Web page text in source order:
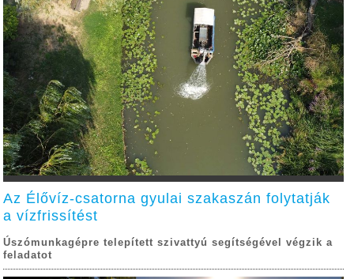
Az Élővíz-csatorna gyulai szakaszán folytatják
a vízfrissítést
Úszómunkagépre telepített szivattyú segítségével végzik a
feladatot